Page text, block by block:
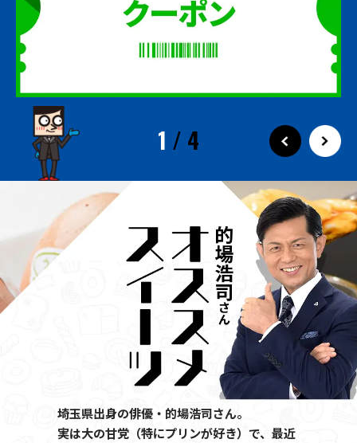
1 / 4
埼玉県出身の俳優・的場浩司さん。
実は大の甘党（特にプリンが好き）で、最近